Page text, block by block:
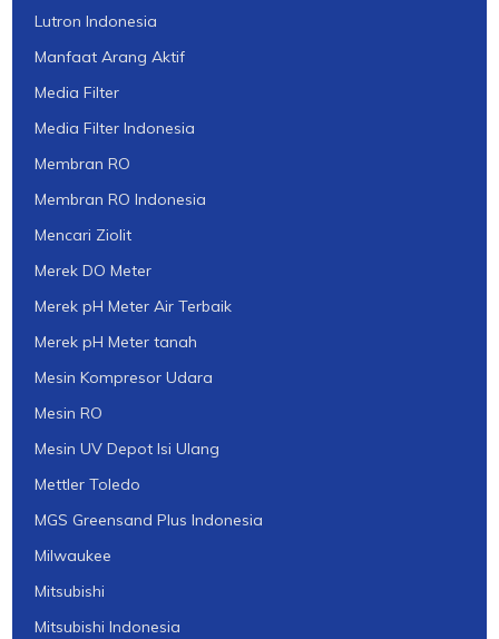
Lutron Indonesia
Manfaat Arang Aktif
Media Filter
Media Filter Indonesia
Membran RO
Membran RO Indonesia
Mencari Ziolit
Merek DO Meter
Merek pH Meter Air Terbaik
Merek pH Meter tanah
Mesin Kompresor Udara
Mesin RO
Mesin UV Depot Isi Ulang
Mettler Toledo
MGS Greensand Plus Indonesia
Milwaukee
Mitsubishi
Mitsubishi Indonesia